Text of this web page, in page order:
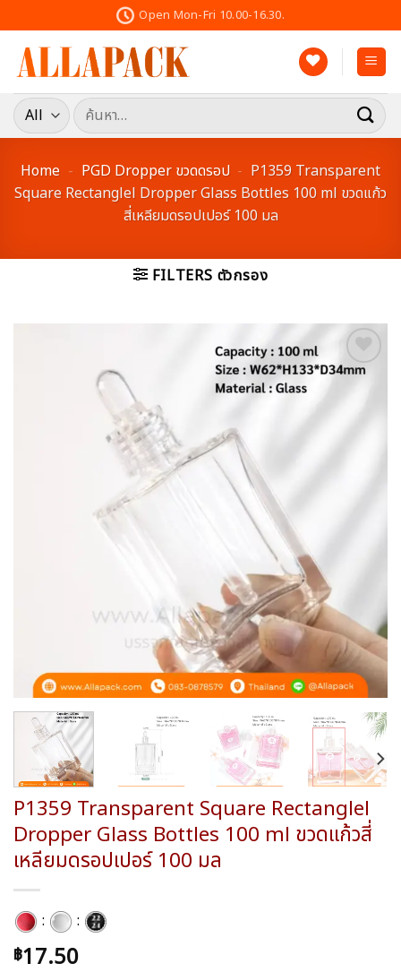
to
content
Open Mon-Fri 10.00-16.30.
ค้นหา:
Home - PGD Dropper ขวดดรอป - P1359 Transparent
Square Rectanglel Dropper Glass Bottles 100 ml ขวดแก้ว
สี่เหลียมดรอปเปอร์ 100 มล
FILTERS ตัวกรอง
P1359 Transparent Square Rectanglel
Dropper Glass Bottles 100 ml ขวดแก้วสี่
เหลียมดรอปเปอร์ 100 มล
: :
฿17.50